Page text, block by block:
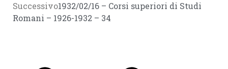
Successivo1932/02/16 – Corsi superiori di Studi
Romani – 1926-1932 – 34